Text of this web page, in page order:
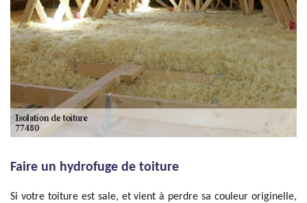
Faire un hydrofuge de toiture
Si votre toiture est sale, et vient à perdre sa couleur originelle,